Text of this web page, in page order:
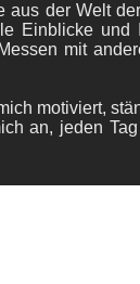
aus der Welt
Einblicke und
mit
motiviert,
an, jeden